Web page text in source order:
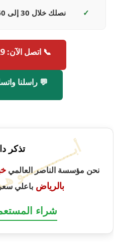
✓
نصلك خلال 30 إلى 60 دقيقة
📞 اتصل الآن: 0546994329
💬 راسلنا
تذكر
نحن مؤسسة الناصر العالمي
بالرياضباعلي
شراء